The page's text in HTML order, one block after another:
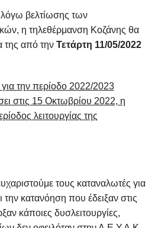
βελτίωσης των
η τηλεθέρμανση Κοζάνης θα
της από την Τετάρτη 11/05/2022
για την περίοδο 2022/2023
στις 15 Οκτωβρίου 2022, η
λειτουργίας της
τους καταναλωτές για
την κατανόηση που έδειξαν στις
κάποιες δυσλειτουργίες,